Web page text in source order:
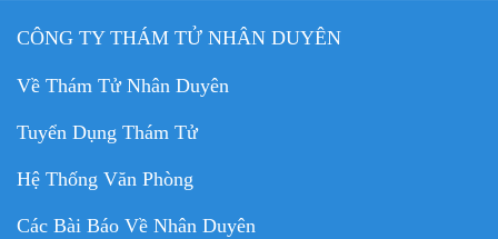
CÔNG TY THÁM TỬ NHÂN DUYÊN
Về Thám Tử Nhân Duyên
Tuyển Dụng Thám Tử
Hệ Thống Văn Phòng
Các Bài Báo Về Nhân Duyên